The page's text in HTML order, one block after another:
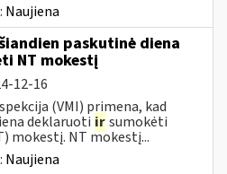
Naujiena
paskutinė diena
NT mokestį
12-16
(VMI) primena, kad
deklaruoti irsumokėti
mokestį. NT mokestį...
Naujiena